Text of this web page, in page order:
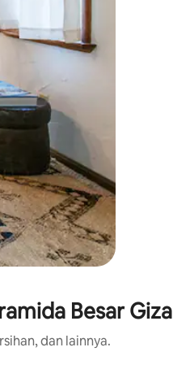
Besar Giza
dan lainnya.